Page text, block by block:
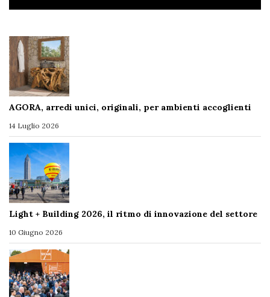
AGORA, arredi unici, originali, per ambienti accoglienti
14 Luglio 2026
Light + Building 2026, il ritmo di innovazione del settore
10 Giugno 2026